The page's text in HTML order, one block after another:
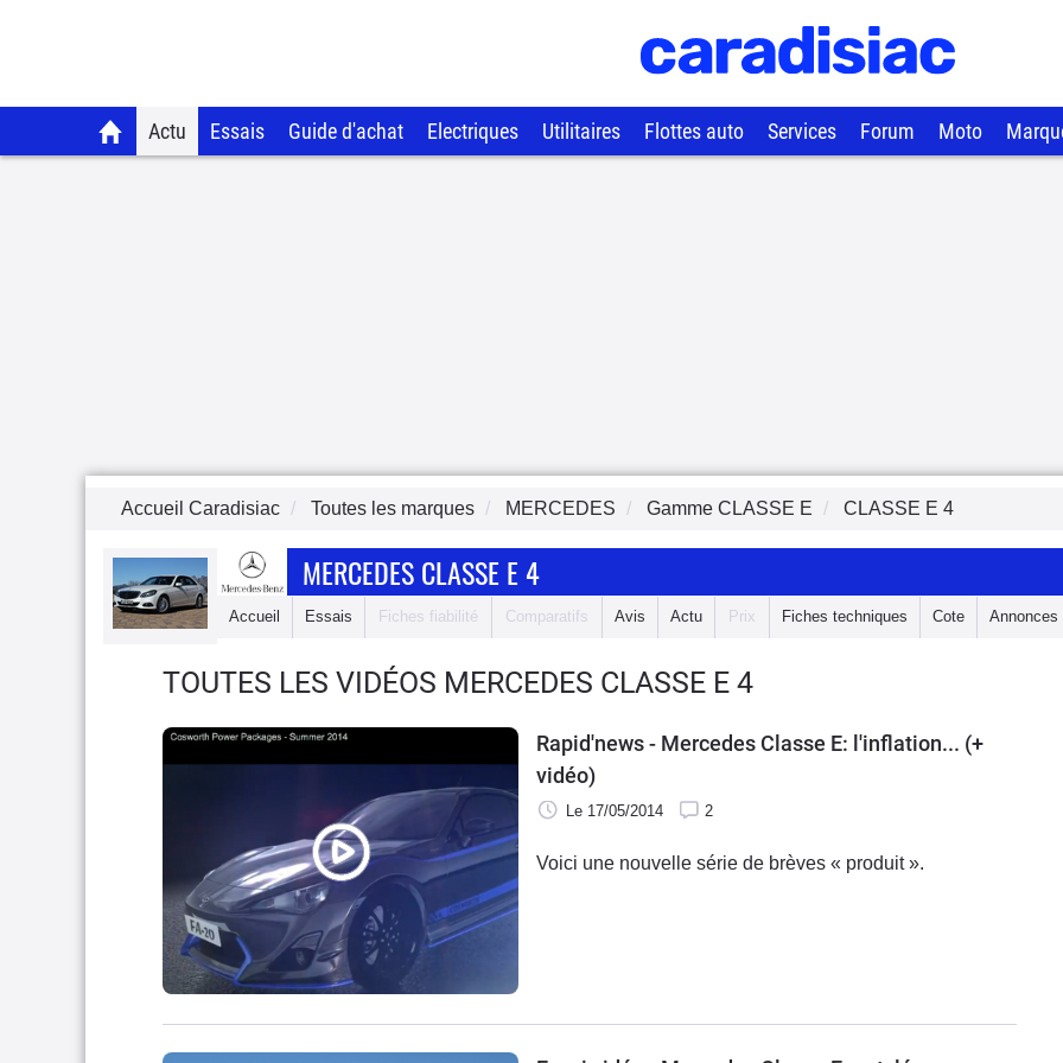
Actu Essais Guide d'achat Electriques Utilitaires Flottes auto Services Forum Moto
Accueil Caradisiac Toutes les marques MERCEDES Gamme CLASSE E CLASSE E 4
MERCEDES CLASSE E 4
Accueil Essais Fiches fiabilité Comparatifs Avis Actu Prix Fiches techniques Cote Annonces
TOUTES LES VIDÉOS MERCEDES CLASSE E 4
Rapid'news - Mercedes Classe E: l'inflation... (+
vidéo)
Le 17/05/2014 2
Voici une nouvelle série de brèves « produit ».